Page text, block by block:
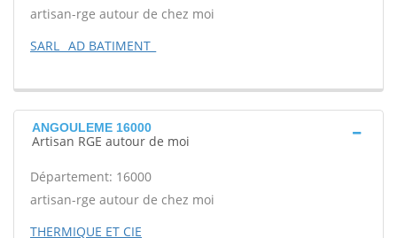
artisan-rge autour de chez moi
SARL _AD BATIMENT_
ANGOULEME 16000
Artisan RGE autour de moi
Département: 16000
artisan-rge autour de chez moi
THERMIQUE ET CIE